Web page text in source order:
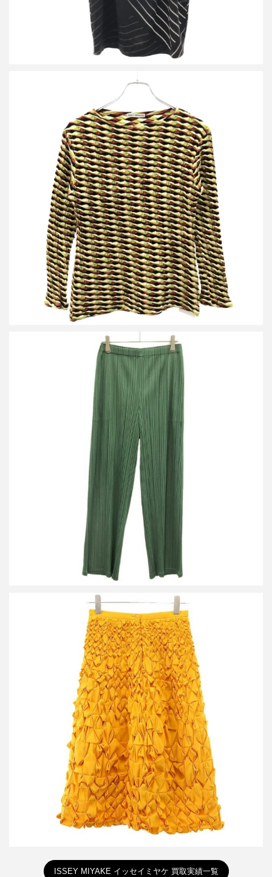
イッセイミヤケ 2008SS ディメンショナルカットソー IM81JK066
詳しく見る
プリーツプリーズ イッセイミヤケ 23AW プリーツイージーパンツ
PP33JF165
買取金額12,000円
詳しく見る
イッセイミヤケ 2001AW フリルタックボリュームスカート
買取金額14,400円
詳しく見る
ISSEY MIYAKE イッセイミヤケ 買取実績一覧